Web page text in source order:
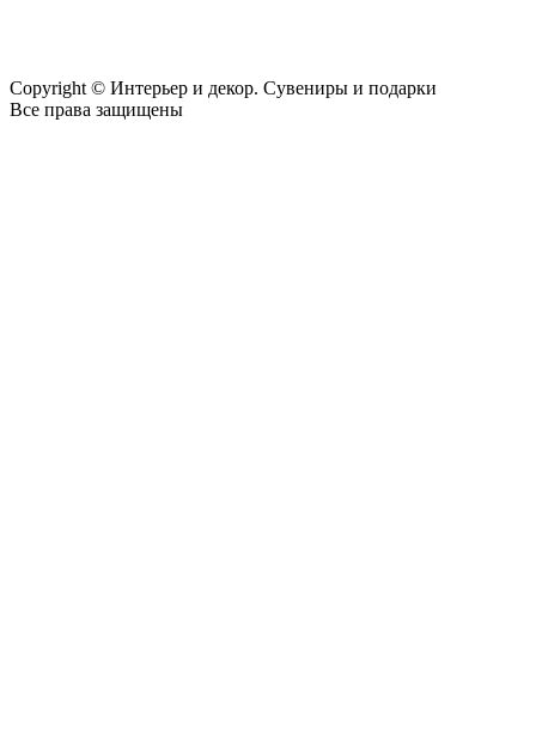
Copyright © Интерьер и декор. Сувениры и подарки
Все права защищены